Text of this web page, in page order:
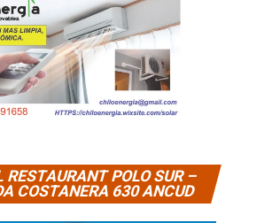
RESTAURANT POLO SUR –
COSTANERA 630 ANCUD